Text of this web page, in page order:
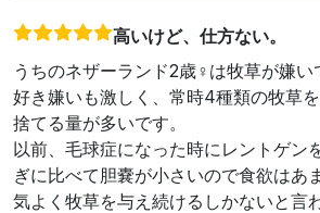
高いけど、仕方ない。
うちのネザーランド2歳♀は牧草が嫌い
好き嫌いも激しく、常時4種類の牧草を
捨てる量が多いです。
以前、毛球症になった時にレントゲン
ぎに比べて胆嚢が小さいので食欲はあ
気よく牧草を与え続けるしかないと言